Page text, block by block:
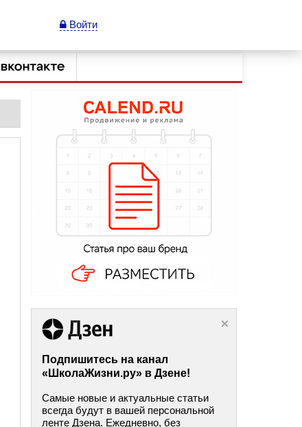
Войти
Подпишитесь на канал
«ШколаЖизни.ру» в Дзене!
Самые новые и актуальные статьи
всегда будут в вашей персональной
ленте Дзена. Ежедневно, без